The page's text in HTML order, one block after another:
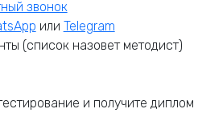
звонок
или Telegram
(список назовет методист)
и получите диплом